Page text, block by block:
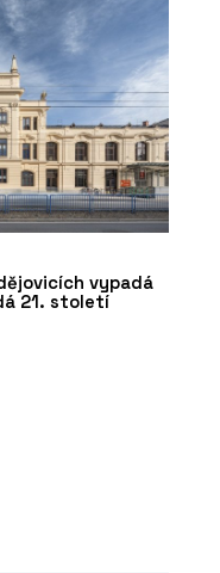
vypadá
21. století